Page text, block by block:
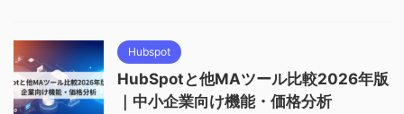
Hubspot
HubSpotと他MAツール比較2026年版
｜中小企業向け機能・価格分析